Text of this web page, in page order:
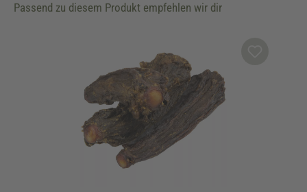
Passend zu diesem Produkt empfehlen wir dir